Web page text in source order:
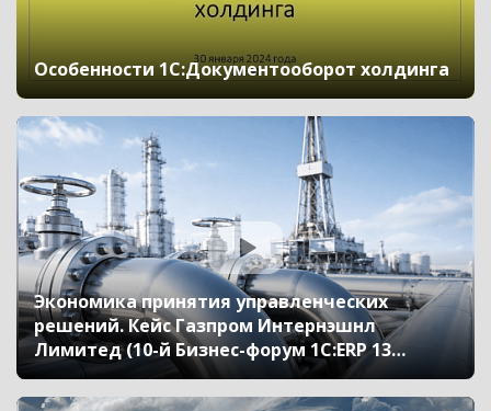
Особенности 1С:Документооборот холдинга
Экономика принятия управленческих
решений. Кейс Газпром Интернэшнл
Лимитед (10-й Бизнес-форум 1С:ERP 13
октября 2023 г., Соколов Егор, ООО «Газпром
Интернэшнл Лимитед»)